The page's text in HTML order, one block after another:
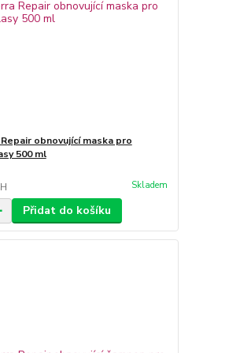
obnovující maska pro
500 ml
Skladem
Přidat do košíku